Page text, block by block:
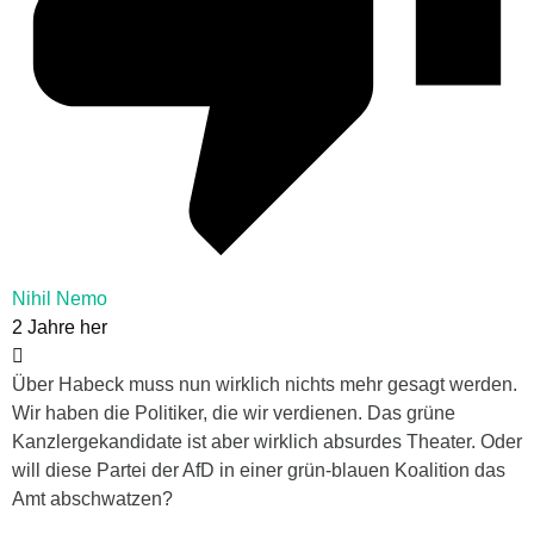
Nihil Nemo
2 Jahre her
Über Habeck muss nun wirklich nichts mehr gesagt werden.
Wir haben die Politiker, die wir verdienen. Das grüne
Kanzlergekandidate ist aber wirklich absurdes Theater. Oder
will diese Partei der AfD in einer grün-blauen Koalition das
Amt abschwatzen?